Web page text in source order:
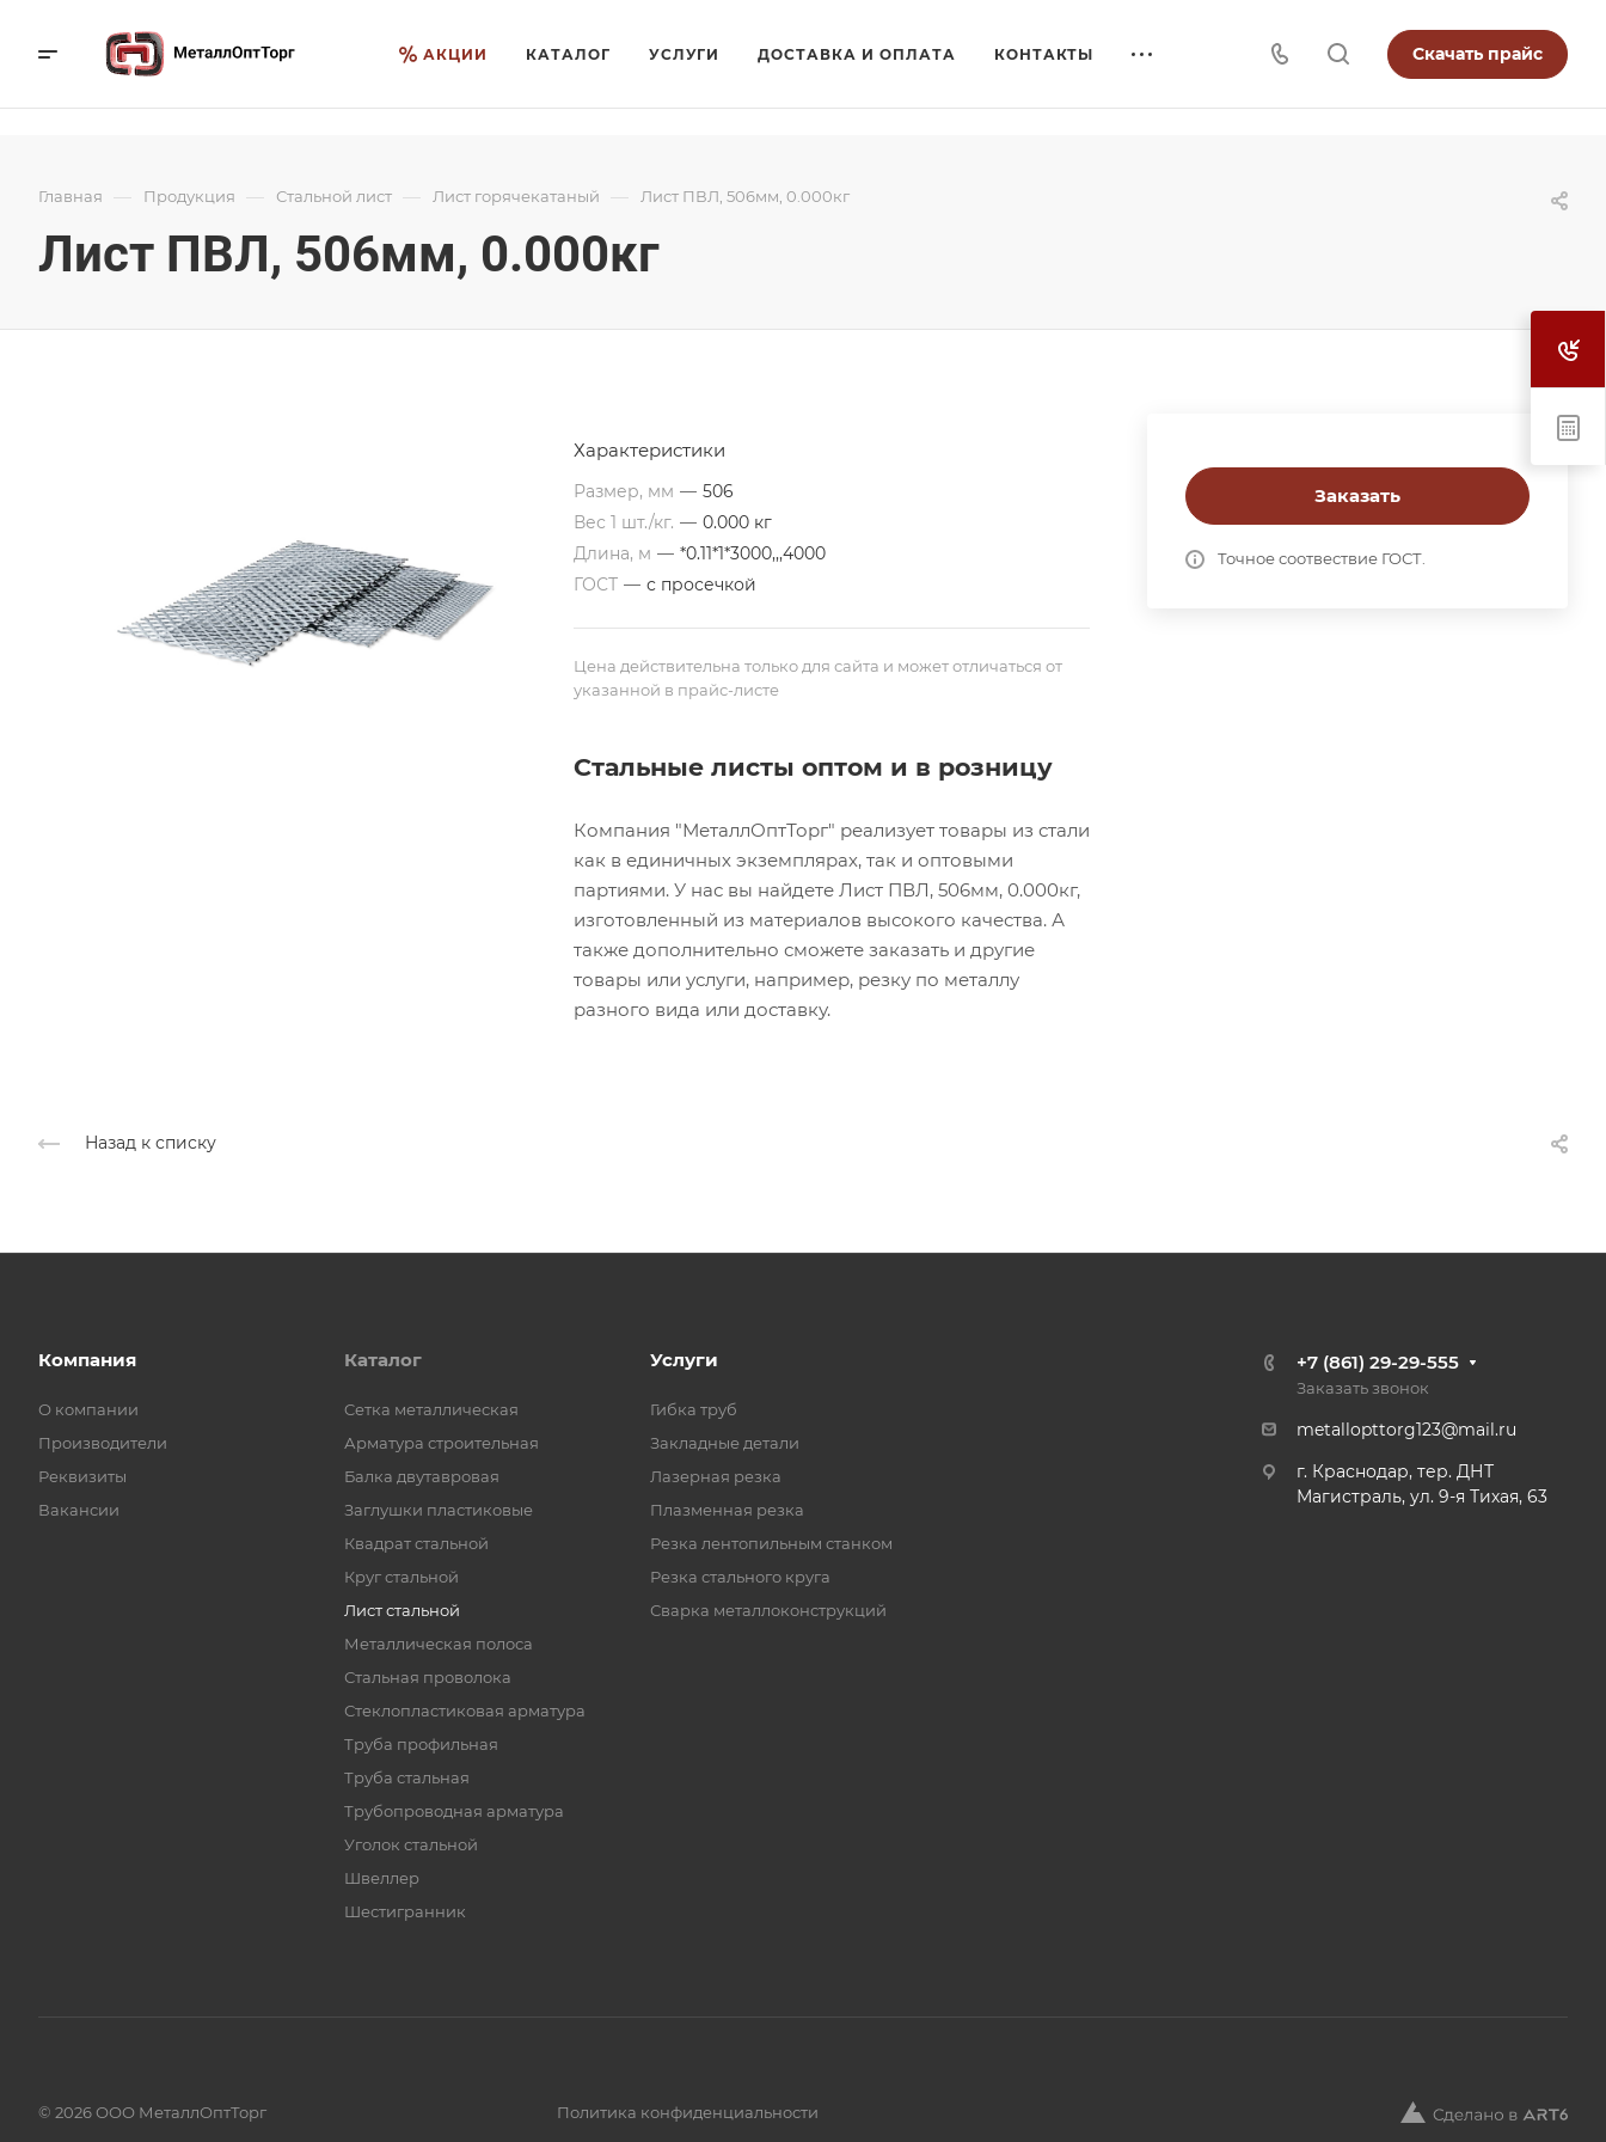
АКЦИИ КАТАЛОГ УСЛУГИ ДОСТАВКА И ОПЛАТА КОНТАКТЫ Скачать прайс
Главная — Продукция — Стальной лист — Лист горячекатаный — Лист ПВЛ, 506мм, 0.000кг
Лист ПВЛ, 506мм, 0.000кг
Заказать
Точное соотвествие ГОСТ.
Характеристики
Размер, мм — 506
Вес 1 шт./кг. — 0.000 кг
Длина, м — *0.11*1*3000,,,4000
ГОСТ — с просечкой
Цена действительна только для сайта и может отличаться от
указанной в прайс-листе
Стальные листы оптом и в розницу
Компания "МеталлОптТорг" реализует товары из стали
как в единичных экземплярах, так и оптовыми
партиями. У нас вы найдете Лист ПВЛ, 506мм, 0.000кг,
изготовленный из материалов высокого качества. А
также дополнительно сможете заказать и другие
товары или услуги, например, резку по металлу
разного вида или доставку.
Назад к списку
Компания
О компании
Производители
Реквизиты
Вакансии
Каталог
Cетка металлическая
Арматура строительная
Балка двутавровая
Заглушки пластиковые
Квадрат стальной
Круг стальной
Лист стальной
Металлическая полоса
Стальная проволока
Стеклопластиковая арматура
Труба профильная
Труба стальная
Трубопроводная арматура
Уголок стальной
Швеллер
Шестигранник
Услуги
Гибка труб
Закладные детали
Лазерная резка
Плазменная резка
Резка лентопильным станком
Резка стального круга
Сварка металлоконструкций
+7 (861) 29-29-555
Заказать звонок
metallopttorg123@mail.ru
г. Краснодар, тер. ДНТ
Магистраль, ул. 9-я Тихая, 63
© 2026 ООО МеталлОптТорг Политика конфиденциальности